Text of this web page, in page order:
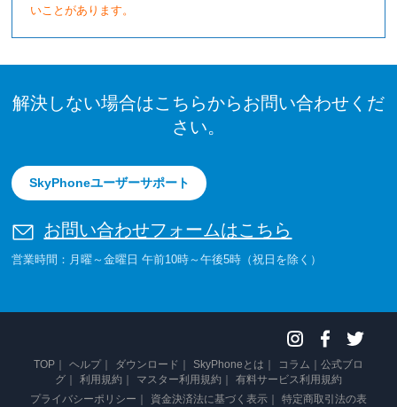
いことがあります。
解決しない場合はこちらからお問い合わせくだ
さい。
SkyPhoneユーザーサポート
お問い合わせフォームはこちら
営業時間：月曜～金曜日 午前10時～午後5時（祝日を除く）
TOP ヘルプ ダウンロード SkyPhoneとは コラム
公式ブロ
グ
利用規約 マスター利用規約
有料サービス利用規約
プライバシーポリシー
資金決済法に基づく表示 特定商取引法の表